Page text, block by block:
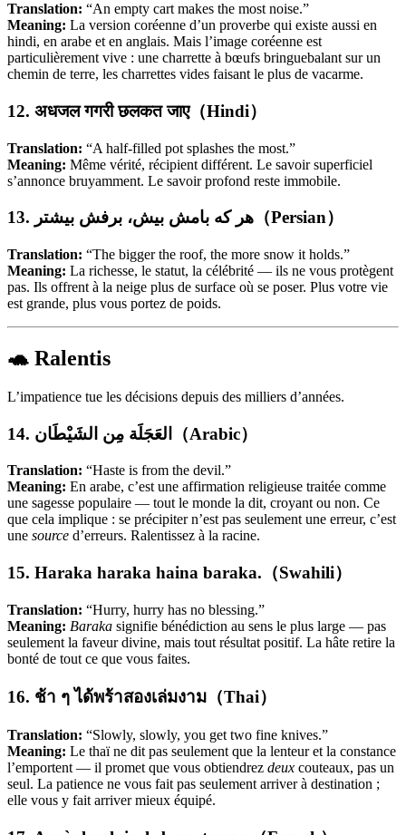
Translation: “An empty cart makes the most noise.”
Meaning: La version coréenne d’un proverbe qui existe aussi en
hindi, en arabe et en anglais. Mais l’image coréenne est
particulièrement vive : une charrette à bœufs bringuebalant sur un
chemin de terre, les charrettes vides faisant le plus de vacarme.
12. अधजल गगरी छलकत जाए（Hindi）
Translation: “A half-filled pot splashes the most.”
Meaning: Même vérité, récipient différent. Le savoir superficiel
s’annonce bruyamment. Le savoir profond reste immobile.
13. هر که بامش بیش، برفش بیشتر（Persian）
Translation: “The bigger the roof, the more snow it holds.”
Meaning: La richesse, le statut, la célébrité — ils ne vous protègent
pas. Ils offrent à la neige plus de surface où se poser. Plus votre vie
est grande, plus vous portez de poids.
🐢 Ralentis
L’impatience tue les décisions depuis des milliers d’années.
14. العَجَلَة مِن الشَيْطَان（Arabic）
Translation: “Haste is from the devil.”
Meaning: En arabe, c’est une affirmation religieuse traitée comme
une sagesse populaire — tout le monde la dit, croyant ou non. Ce
que cela implique : se précipiter n’est pas seulement une erreur, c’est
une source d’erreurs. Ralentissez à la racine.
15. Haraka haraka haina baraka.（Swahili）
Translation: “Hurry, hurry has no blessing.”
Meaning: Baraka signifie bénédiction au sens le plus large — pas
seulement la faveur divine, mais tout résultat positif. La hâte retire la
bonté de tout ce que vous faites.
16. ช้า ๆ ได้พร้าสองเล่มงาม（Thai）
Translation: “Slowly, slowly, you get two fine knives.”
Meaning: Le thaï ne dit pas seulement que la lenteur et la constance
l’emportent — il promet que vous obtiendrez deux couteaux, pas un
seul. La patience ne vous fait pas seulement arriver à destination ;
elle vous y fait arriver mieux équipé.